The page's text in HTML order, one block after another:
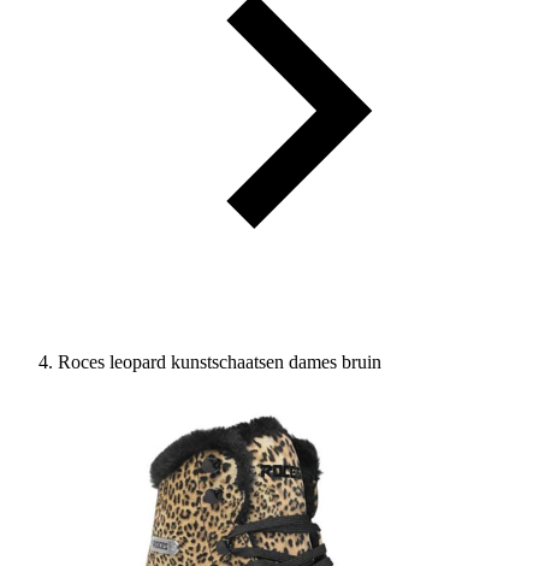
Roces leopard kunstschaatsen dames bruin